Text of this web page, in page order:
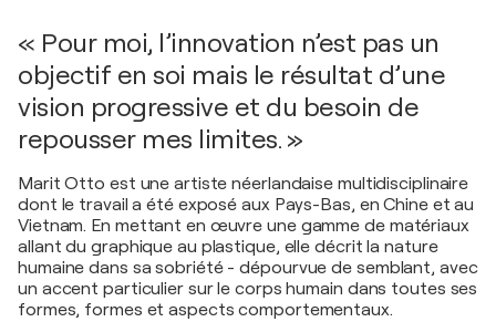
« Pour moi, l’innovation n’est pas un
objectif en soi mais le résultat d’une
vision progressive et du besoin de
repousser mes limites. »
Marit Otto est une artiste néerlandaise multidisciplinaire
dont le travail a été exposé aux Pays-Bas, en Chine et au
Vietnam. En mettant en œuvre une gamme de matériaux
allant du graphique au plastique, elle décrit la nature
humaine dans sa sobriété - dépourvue de semblant, avec
un accent particulier sur le corps humain dans toutes ses
formes, formes et aspects comportementaux.